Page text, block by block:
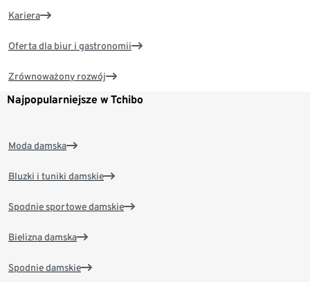
Kariera
Oferta dla biur i gastronomii
Zrównoważony rozwój
Najpopularniejsze w Tchibo
Moda damska
Bluzki i tuniki damskie
Spodnie sportowe damskie
Bielizna damska
Spodnie damskie